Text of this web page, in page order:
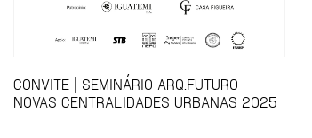
CONVITE | SEMINÁRIO ARQ.FUTURO
NOVAS CENTRALIDADES URBANAS 2025